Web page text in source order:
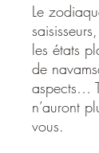
Le
les états
de
aspects…
n’auront
vous.